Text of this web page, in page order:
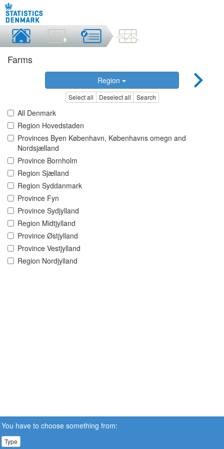
Farms
Region
Select all Deselect all Search
All Denmark
Region Hovedstaden
Provinces Byen København, Københavns omegn and
Nordsjælland
Province Bornholm
Region Sjælland
Region Syddanmark
Province Fyn
Province Sydjylland
Region Midtjylland
Province Østjylland
Province Vestjylland
Region Nordjylland
You have to choose something from:
Type